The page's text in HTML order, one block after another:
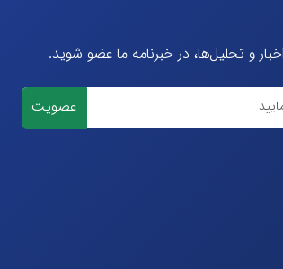
و تحلیل‌ها، در خبرنامه ما عضو شوید.
عضویت